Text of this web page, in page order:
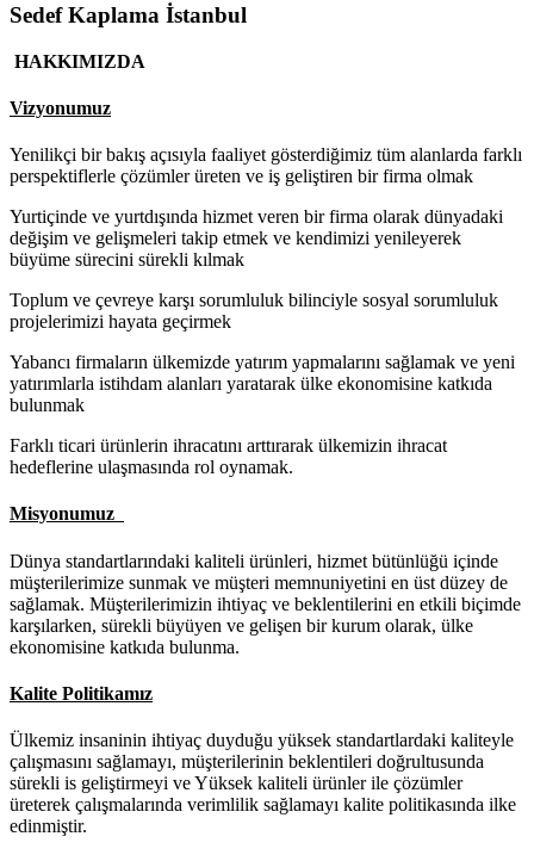
Sedef Kaplama İstanbul
HAKKIMIZDA
Vizyonumuz
Yenilikçi bir bakış açısıyla faaliyet gösterdiğimiz tüm alanlarda farklı
perspektiflerle çözümler üreten ve iş geliştiren bir firma olmak
Yurtiçinde ve yurtdışında hizmet veren bir firma olarak dünyadaki
değişim ve gelişmeleri takip etmek ve kendimizi yenileyerek
büyüme sürecini sürekli kılmak
Toplum ve çevreye karşı sorumluluk bilinciyle sosyal sorumluluk
projelerimizi hayata geçirmek
Yabancı firmaların ülkemizde yatırım yapmalarını sağlamak ve yeni
yatırımlarla istihdam alanları yaratarak ülke ekonomisine katkıda
bulunmak
Farklı ticari ürünlerin ihracatını arttırarak ülkemizin ihracat
hedeflerine ulaşmasında rol oynamak.
Misyonumuz
Dünya standartlarındaki kaliteli ürünleri, hizmet bütünlüğü içinde
müşterilerimize sunmak ve müşteri memnuniyetini en üst düzey de
sağlamak. Müşterilerimizin ihtiyaç ve beklentilerini en etkili biçimde
karşılarken, sürekli büyüyen ve gelişen bir kurum olarak, ülke
ekonomisine katkıda bulunma.
Kalite Politikamız
Ülkemiz insaninin ihtiyaç duyduğu yüksek standartlardaki kaliteyle
çalışmasını sağlamayı, müşterilerinin beklentileri doğrultusunda
sürekli is geliştirmeyi ve Yüksek kaliteli ürünler ile çözümler
üreterek çalışmalarında verimlilik sağlamayı kalite politikasında ilke
edinmiştir.